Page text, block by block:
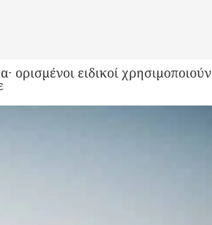
ορισμένοι ειδικοί χρησιμοποιούν